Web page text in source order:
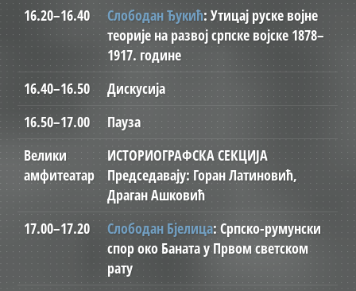
16.20–16.40
Слободан Ђукић: Утицај руске војне
теорије на развој српске војске 1878–
1917. године
16.40–16.50
Дискусија
16.50–17.00
Пауза
Велики
амфитеатар
ИСТОРИОГРАФСКА СЕКЦИЈА
Председавају: Горан Латиновић,
Драган Ашковић
17.00–17.20
Слободан Бјелица: Српско-румунски
спор око Баната у Првом светском
рату